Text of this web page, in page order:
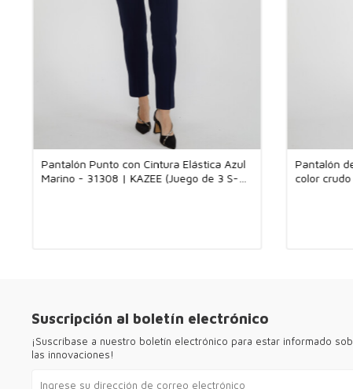
Pantalón Punto con Cintura Elástica Azul
Marino - 31308 | KAZEE (Juego de 3 S-M-
Pantalón
color
Suscripción al boletín electrónico
¡Suscríbase a nuestro boletín electrónico para estar informado
las innovaciones!